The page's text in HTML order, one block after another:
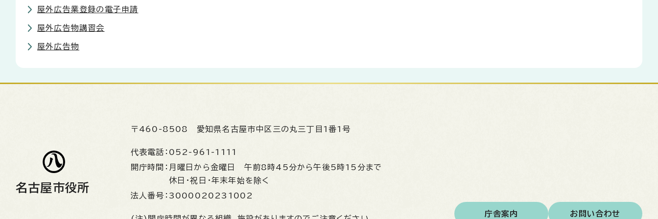
屋外広告業登録の電子申請
屋外広告物講習会
屋外広告物
名古屋市役所
〒460-8508 愛知県名古屋市中区三の丸三丁目1番1号
代表電話： 052-961-1111
開庁時間： 月曜日から金曜日 午前8時45分から午後5時15分まで
休日・祝日・年末年始を除く
法人番号： 3000020231002
庁舎案内 お問い合わせ